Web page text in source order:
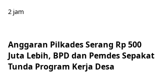
2 jam
Anggaran Pilkades Serang Rp 500
Juta Lebih, BPD dan Pemdes Sepakat
Tunda Program Kerja Desa